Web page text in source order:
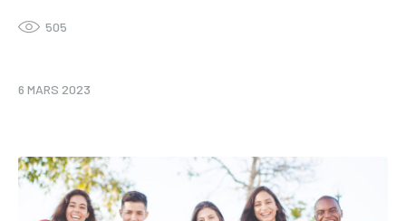
505
6 MARS 2023